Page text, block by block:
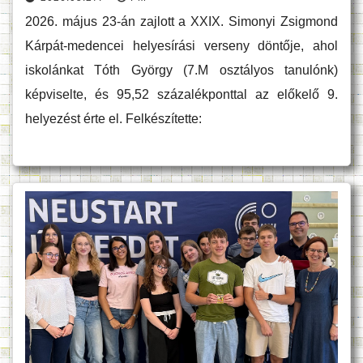
2026. május 23-án zajlott a XXIX. Simonyi Zsigmond
Kárpát-medencei helyesírási verseny döntője, ahol
iskolánkat Tóth György (7.M osztályos tanulónk)
képviselte, és 95,52 százalékponttal az előkelő 9.
helyezést érte el. Felkészítette: